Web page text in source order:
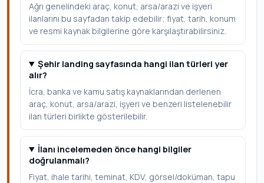
Ağrı genelindeki araç, konut, arsa/arazi ve işyeri
ilanlarını bu sayfadan takip edebilir; fiyat, tarih, konum
ve resmi kaynak bilgilerine göre karşılaştırabilirsiniz.
Şehir landing sayfasında hangi ilan türleri yer
alır?
İcra, banka ve kamu satış kaynaklarından derlenen
araç, konut, arsa/arazi, işyeri ve benzeri listelenebilir
ilan türleri birlikte gösterilebilir.
İlanı incelemeden önce hangi bilgiler
doğrulanmalı?
Fiyat, ihale tarihi, teminat, KDV, görsel/doküman, tapu